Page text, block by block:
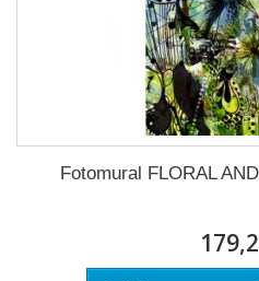
Fotomural FLORAL